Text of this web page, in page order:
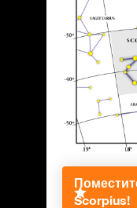
Scorpius!